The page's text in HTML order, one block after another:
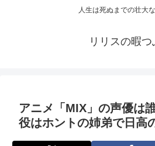
人生は死ぬまでの壮大
リリスの暇つ
アニメ「MIX」の声優は
役はホントの姉弟で日高